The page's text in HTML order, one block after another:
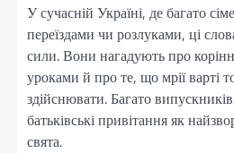
У сучасній Україні, де багато
переїздами чи розлуками, ці
сили. Вони нагадують про
уроками й про те, що мрії варті
здійснювати. Багато
батьківські привітання як
свята.